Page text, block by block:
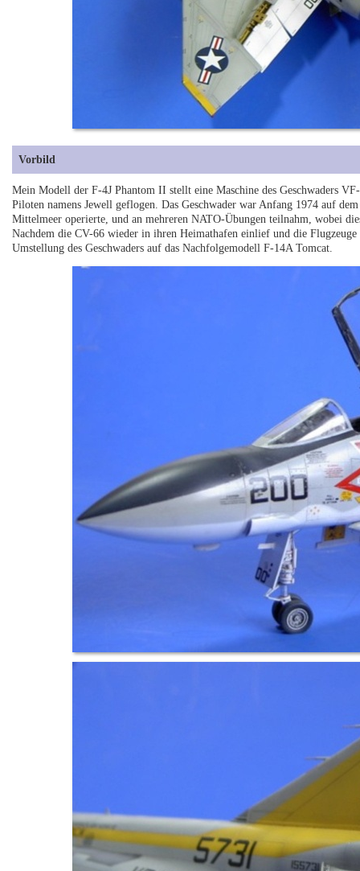
Vorbild
Mein Modell der F-4J Phantom II stellt eine Maschine des Geschwaders
Piloten namens Jewell geflogen. Das Geschwader war Anfang 1974 auf
Mittelmeer operierte, und an mehreren NATO-Übungen teilnahm, wobei
Nachdem die CV-66 wieder in ihren Heimathafen einlief und die
Umstellung des Geschwaders auf das Nachfolgemodell F-14A Tomcat.